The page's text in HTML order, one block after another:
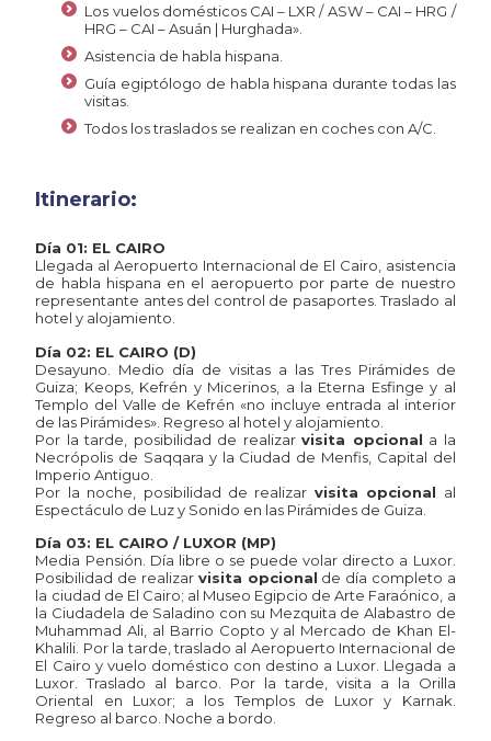
Los vuelos domésticos CAI – LXR / ASW – CAI – HRG /
HRG – CAI – Asuán | Hurghada».
Asistencia de habla hispana.
Guía egiptólogo de habla hispana durante todas las
visitas.
Todos los traslados se realizan en coches con A/C.
Itinerario:
Día 01: EL CAIRO
Llegada al Aeropuerto Internacional de El Cairo, asistencia
de habla hispana en el aeropuerto por parte de nuestro
representante antes del control de pasaportes. Traslado al
hotel y alojamiento.
Día 02: EL CAIRO (D)
Desayuno. Medio día de visitas a las Tres Pirámides de
Guiza; Keops, Kefrén y Micerinos, a la Eterna Esfinge y al
Templo del Valle de Kefrén «no incluye entrada al interior
de las Pirámides». Regreso al hotel y alojamiento.
Por la tarde, posibilidad de realizarvisita opcional a la
Necrópolis de Saqqara y la Ciudad de Menfis, Capital del
Imperio Antiguo.
Por la noche, posibilidad de realizar visita opcional al
Espectáculo de Luz y Sonido en las Pirámides de Guiza.
Día 03: EL CAIRO / LUXOR (MP)
Media Pensión. Día libre o se puede volar directo a Luxor.
Posibilidad de realizar visita opcional de día completo a
la ciudad de El Cairo; al Museo Egipcio de Arte Faraónico, a
la Ciudadela de Saladino con su Mezquita de Alabastro de
Muhammad Ali, al Barrio Copto y al Mercado de Khan El-
Khalili. Por la tarde, traslado al Aeropuerto Internacional de
El Cairo y vuelo doméstico con destino a Luxor. Llegada a
Luxor. Traslado al barco. Por la tarde, visita a la Orilla
Oriental en Luxor; a los Templos de Luxor y Karnak.
Regreso al barco. Noche a bordo.